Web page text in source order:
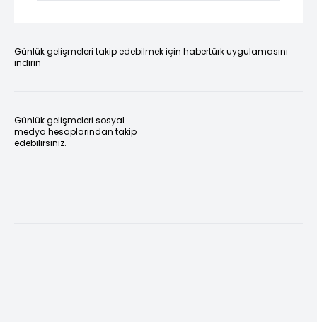
Günlük gelişmeleri takip edebilmek için habertürk uygulamasını
indirin
Günlük gelişmeleri sosyal
medya hesaplarından takip
edebilirsiniz.